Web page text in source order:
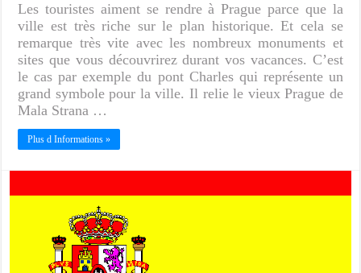
Les touristes aiment se rendre à Prague parce que la
ville est très riche sur le plan historique. Et cela se
remarque très vite avec les nombreux monuments et
sites que vous découvrirez durant vos vacances. C’est
le cas par exemple du pont Charles qui représente un
grand symbole pour la ville. Il relie le vieux Prague de
Mala Strana …
Plus d Informations »